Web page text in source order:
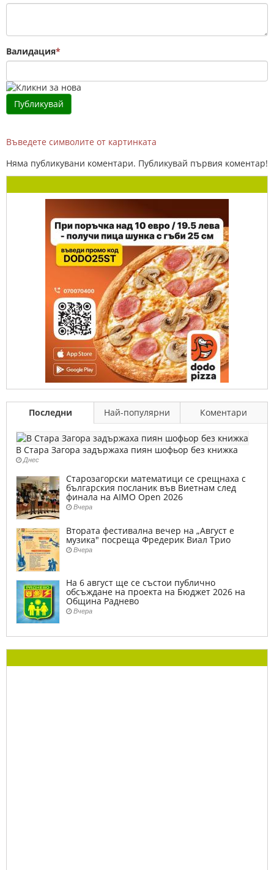
Валидация*
Въведете символите от картинката
Няма публикувани коментари. Публикувай първия коментар!
Последни Най-популярни Коментари
В Стара Загора задържаха пиян шофьор без книжка
Днес
Старозагорски математици се срещнаха с
българския посланик във Виетнам след
финала на AIMO Open 2026
Вчера
Втората фестивална вечер на „Август е
музика" посреща Фредерик Виал Трио
Вчера
На 6 август ще се състои публично
обсъждане на проекта на Бюджет 2026 на
Община Раднево
Вчера